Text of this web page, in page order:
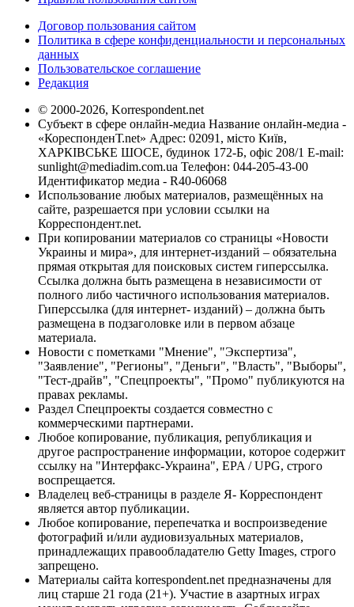
Договор пользования сайтом
Политика в сфере конфиденциальности и персональных
данных
Пользовательское соглашение
Редакция
© 2000-2026, Korrespondent.net
Субъект в сфере онлайн-медиа Название онлайн-медиа -
«КореспонденТ.net» Адрес: 02091, місто Київ,
ХАРКІВСЬКЕ ШОСЕ, будинок 172-Б, офіс 208/1 E-mail:
sunlight@mediadim.com.ua Телефон: 044-205-43-00
Идентификатор медиа - R40-06068
Использование любых материалов, размещённых на
сайте, разрешается при условии ссылки на
Корреспондент.net.
При копировании материалов со страницы «Новости
Украины и мира», для интернет-изданий – обязательна
прямая открытая для поисковых систем гиперссылка.
Ссылка должна быть размещена в независимости от
полного либо частичного использования материалов.
Гиперссылка (для интернет- изданий) – должна быть
размещена в подзаголовке или в первом абзаце
материала.
Новости с пометками "Мнение", "Экспертиза",
"Заявление", "Регионы", "Деньги", "Власть", "Выборы",
"Тест-драйв", "Спецпроекты", "Промо" публикуются на
правах рекламы.
Раздел Спецпроекты создается совместно с
коммерческими партнерами.
Любое копирование, публикация, републикация и
другое распространение информации, которое содержит
ссылку на "Интерфакс-Украина", EPA / UPG, строго
воспрещается.
Владелец веб-страницы в разделе Я- Корреспондент
является автор публикации.
Любое копирование, перепечатка и воспроизведение
фотографий и/или аудиовизуальных материалов,
принадлежащих правообладателю Getty Images, строго
запрещено.
Материалы сайта korrespondent.net предназначены для
лиц старше 21 года (21+). Участие в азартных играх